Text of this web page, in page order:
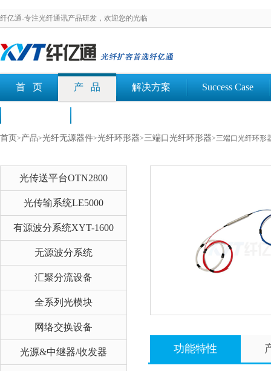
纤亿通-专注光纤通讯产品研发，欢迎您的光临
首 页 产 品 解决方案 Success Case
首页 >产品>光纤无源器件>光纤环形器>三端口光纤环形器>三端口光纤环形
光传送平台OTN2800
光传输系统LE5000
有源波分系统XYT-1600
无源波分系统
汇聚分流设备
全系列光模块
网络交换设备
光源&中继器/收发器 功能特性